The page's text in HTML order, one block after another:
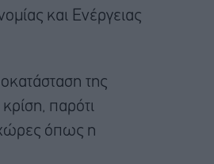
και Ενέργειας
της
παρότι
χώρες όπως η